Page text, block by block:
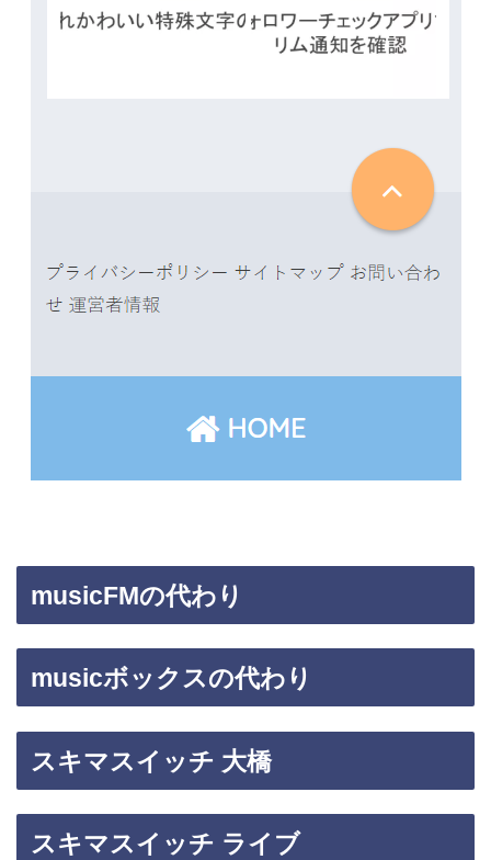
musicFMの代わり
musicボックスの代わり
スキマスイッチ 大橋
スキマスイッチ ライブ